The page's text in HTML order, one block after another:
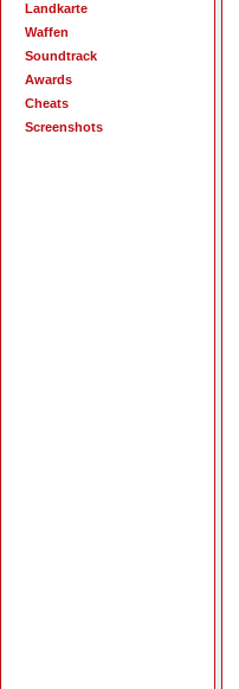
Landkarte
Waffen
Soundtrack
Awards
Cheats
Screenshots